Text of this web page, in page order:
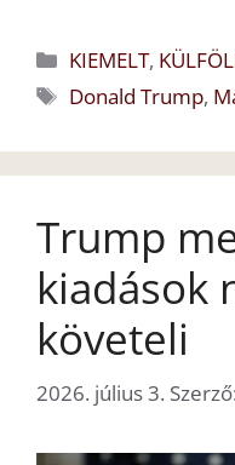
Kategória
KIEMELT,
Címkék
Donald Trump,
Trump
kiadások
követeli
2026. július 3. Szerző: